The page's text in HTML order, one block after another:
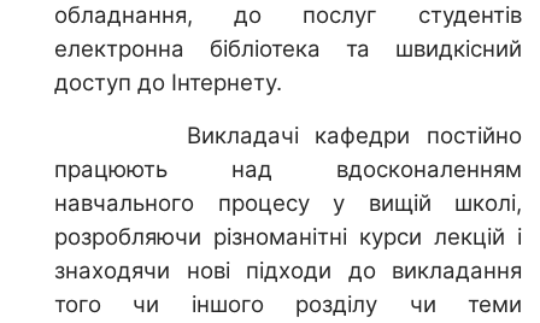
обладнання, до послуг студентів
електронна бібліотека та швидкісний
доступ до Інтернету.
Викладачі кафедри постійно
працюють над вдосконаленням
навчального процесу у вищій школі,
розробляючи різноманітні курси лекцій і
знаходячи нові підходи до викладання
того чи іншого розділу чи теми